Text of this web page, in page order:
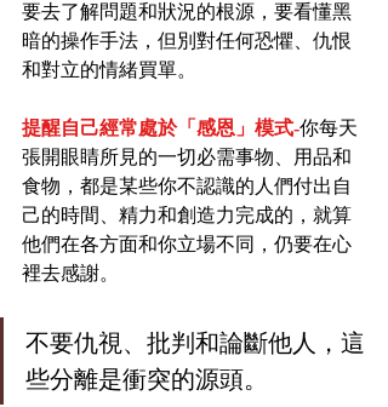
要去了解問題和狀況的根源，要看懂黑
暗的操作手法，但別對任何恐懼、仇恨
和對立的情緒買單。
提醒自己經常處於「感恩」模式-你每天
張開眼睛所見的一切必需事物、用品和
食物，都是某些你不認識的人們付出自
己的時間、精力和創造力完成的，就算
他們在各方面和你立場不同，仍要在心
裡去感謝。
不要仇視、批判和論斷他人，這
些分離是衝突的源頭。